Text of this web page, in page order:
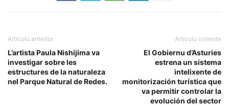
Artículu anterior
L’artista Paula Nishijima va
investigar sobre les
estructures de la naturaleza
nel Parque Natural de Redes.
Artículu viniente
El Gobiernu d’Asturies
estrena un sistema
intelixente de
monitorización turística que
va permitir controlar la
evolución del sector